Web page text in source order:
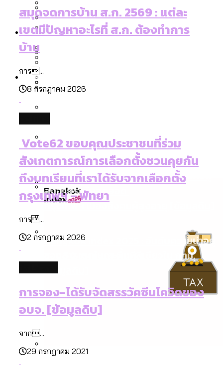
Vote62 ขอบคุณประชาชนที่ร่วม
สังเกตการณ์การเลือกตั้งชวนคุยกันถึงบท
ที่อาศัยอยู่ในกรุงเทพฯ
2569) ของ กทม. ในยุคชัชชาติ ลงเขตไหน
ทำอะไรบ้าง
คอนเสิร์ตและแฟนมีตติ้งในไทยจำนวน 526
งาน ตั้งแต่ปี 2023-2024
ค่าฝุ่นในกรุงเทพฯ 2025 เทียบกับจำนวน
ควันบุหรี่ที่เข้าปอด [ข้อมูลดิบ]
Bangkok Index 2025
สำรวจงบประมาณรายเขตในกรุงเทพฯ
ผ่าน Bangkok Index 2025
สำรวจสังคมผู้สูงอายุไทย : 6 จังหวัดเป็น
กรุงเทพฯ เมืองสังคมผู้สูงอายุ [ข้อมูลดิบ]
กรุงเทพฯ เมืองสังคมผู้สูงอายุ : 36 เขตมี
คนตายมากกว่าคนเกิด 18 เขตเป็นสังคมผู้
สูงอายุระดับสุดยอด
Bangkok Index 2025 : อันดับความน่าอยู่
สังคมผู้สูงอายุไทย [ข้อมูลดิบ]
[ข้อมูลดิบ]
คำนำหน้านามและกฎหมายสมรสเท่าเทียม
[ข้อมูลดิบ]
กรุงเทพฯ เมืองสังคมผู้สูงอายุ [ข้อมูลดิบ]
สวนสาธารณะและพื้นที่สีเขียวใน กทม.
[ข้อมูลดิบ]
Project
About Us
สมุดจดการบ้าน ส.ก. 2569 : แต่ละ
เขตมีปัญหาอะไรที่ ส.ก. ต้องทำการ
บ้าน
การ...
8 กรกฎาคม 2026
Vote62 ขอบคุณประชาชนที่ร่วม
สังเกตการณ์การเลือกตั้งชวนคุยกัน
ถึงบทเรียนที่เราได้รับจากเลือกตั้ง
กรุงเทพฯ – พัทยา
การ...
2 กรกฎาคม 2026
การจอง-ได้รับจัดสรรวัคซีนโควิดของ
อบจ. [ข้อมูลดิบ]
จาก...
29 กรกฎาคม 2021